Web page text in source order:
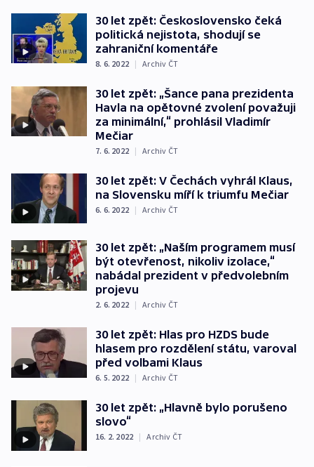
30 let zpět: Československo čeká
politická nejistota, shodují se
zahraniční komentáře
8. 6. 2022 | Archiv ČT
30 let zpět: „Šance pana prezidenta
Havla na opětovné zvolení považuji
za minimální,“ prohlásil Vladimír
Mečiar
7. 6. 2022 | Archiv ČT
30 let zpět: V Čechách vyhrál Klaus,
na Slovensku míří k triumfu Mečiar
6. 6. 2022 | Archiv ČT
30 let zpět: „Naším programem musí
být otevřenost, nikoliv izolace,“
nabádal prezident v předvolebním
projevu
2. 6. 2022 | Archiv ČT
30 let zpět: Hlas pro HZDS bude
hlasem pro rozdělení státu, varoval
před volbami Klaus
6. 5. 2022 | Archiv ČT
30 let zpět: „Hlavně bylo porušeno
slovo“
16. 2. 2022 | Archiv ČT